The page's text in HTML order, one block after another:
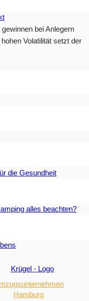
bei Anlegern
Volatilität setzt der
die Gesundheit
alles beachten?
Hamburg